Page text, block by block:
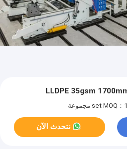
MOQ：1 مجموعة
نتحدث الآن